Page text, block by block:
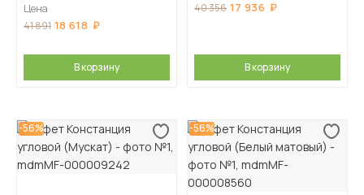
Цена
41 891 18 618
В корзину
40 356 17 936
В корзину
-56% -56%